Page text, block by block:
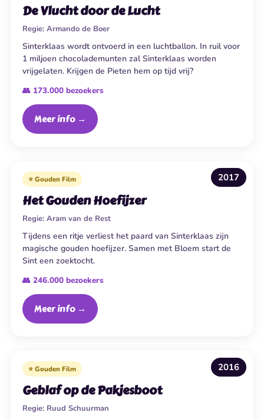
De Vlucht door de Lucht
Regie: Armando de Boer
Sinterklaas wordt ontvoerd in een luchtballon. In ruil voor
1 miljoen chocolademunten zal Sinterklaas worden
vrijgelaten. Krijgen de Pieten hem op tijd vrij?
👥 173.000 bezoekers
Meer info →
2017
⭐ Gouden Film
Het Gouden Hoefijzer
Regie: Aram van de Rest
Tijdens een ritje verliest het paard van Sinterklaas zijn
magische gouden hoefijzer. Samen met Bloem start de
Sint een zoektocht.
👥 246.000 bezoekers
Meer info →
2016
⭐ Gouden Film
Geblaf op de Pakjesboot
Regie: Ruud Schuurman